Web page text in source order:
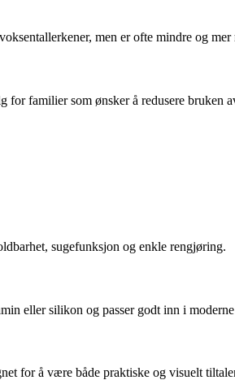
men er ofte mindre og mer
familier som ønsker å redusere bruken
sugefunksjon og enkle rengjøring.
eller silikon og passer godt inn i
for å være både praktiske og visuelt